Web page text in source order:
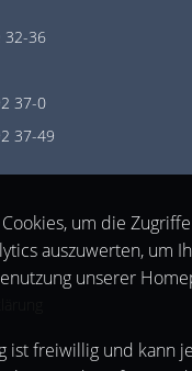
um die
auszuwerten, um
unserer
ist freiwillig und kann
32-36
37-0
37-49